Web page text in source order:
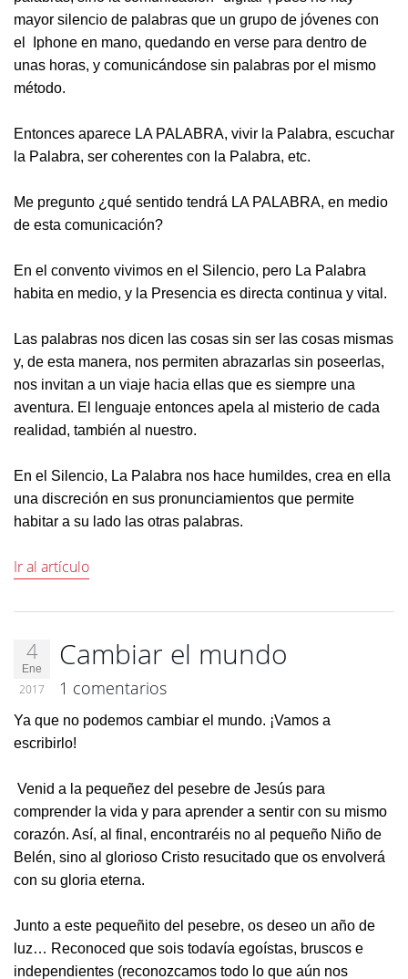
mayor silencio de palabras que un grupo de jóvenes con
el Iphone en mano, quedando en verse para dentro de
unas horas, y comunicándose sin palabras por el mismo
método.
Entonces aparece LA PALABRA, vivir la Palabra, escuchar
la Palabra, ser coherentes con la Palabra, etc.
Me pregunto ¿qué sentido tendrá LA PALABRA, en medio
de esta comunicación?
En el convento vivimos en el Silencio, pero La Palabra
habita en medio, y la Presencia es directa continua y vital.
Las palabras nos dicen las cosas sin ser las cosas mismas
y, de esta manera, nos permiten abrazarlas sin poseerlas,
nos invitan a un viaje hacia ellas que es siempre una
aventura. El lenguaje entonces apela al misterio de cada
realidad, también al nuestro.
En el Silencio, La Palabra nos hace humildes, crea en ella
una discreción en sus pronunciamientos que permite
habitar a su lado las otras palabras.
Ir al artículo
4
Ene
2017
Cambiar el mundo
1 comentarios
Ya que no podemos cambiar el mundo. ¡Vamos a
escribirlo!
Venid a la pequeñez del pesebre de Jesús para
comprender la vida y para aprender a sentir con su mismo
corazón. Así, al final, encontraréis no al pequeño Niño de
Belén, sino al glorioso Cristo resucitado que os envolverá
con su gloria eterna.
Junto a este pequeñito del pesebre, os deseo un año de
luz… Reconoced que sois todavía egoístas, bruscos e
independientes (reconozcamos todo lo que aún nos